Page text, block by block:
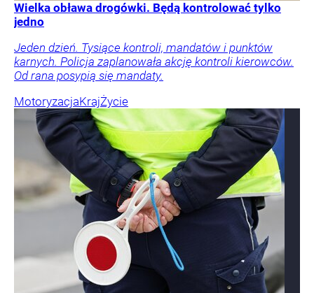
Wielka obława drogówki. Będą kontrolować tylko
jedno
Jeden dzień. Tysiące kontroli, mandatów i punktów
karnych. Policja zaplanowała akcję kontroli kierowców.
Od rana posypią się mandaty.
MotoryzacjaKrajŻycie